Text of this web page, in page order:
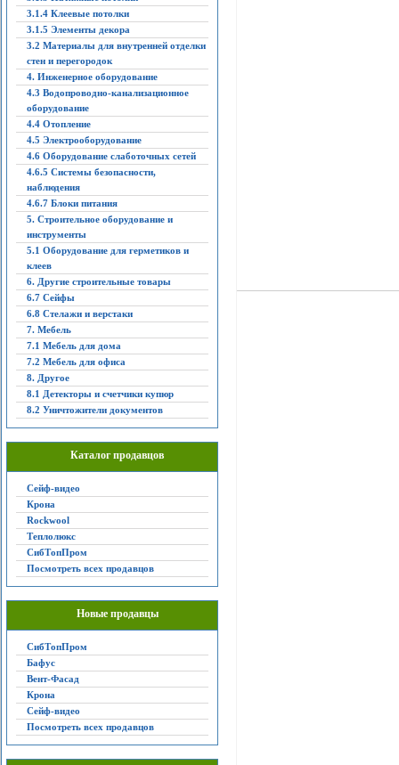
3.1.4 Клеевые потолки
3.1.5 Элементы декора
3.2 Материалы для внутренней отделки
стен и перегородок
4. Инженерное оборудование
4.3 Водопроводно-канализационное
оборудование
4.4 Отопление
4.5 Электрооборудование
4.6 Оборудование слаботочных сетей
4.6.5 Системы безопасности,
наблюдения
4.6.7 Блоки питания
5. Строительное оборудование и
инструменты
5.1 Оборудование для герметиков и
клеев
6. Другие строительные товары
6.7 Сейфы
6.8 Стелажи и верстаки
7. Мебель
7.1 Мебель для дома
7.2 Мебель для офиса
8. Другое
8.1 Детекторы и счетчики купюр
8.2 Уничтожители документов
Каталог продавцов
Сейф-видео
Крона
Rockwool
Теплолюкс
СибТопПром
Посмотреть всех продавцов
Новые продавцы
СибТопПром
Бафус
Вент-Фасад
Крона
Сейф-видео
Посмотреть всех продавцов